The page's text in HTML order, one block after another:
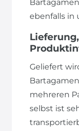
ebenfalls in
Geliefert
mehreren
selbst ist